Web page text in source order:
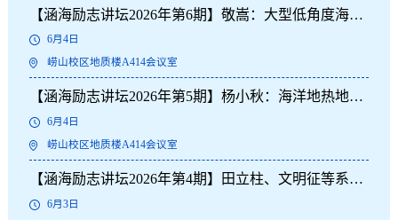
【涵海励志讲坛2026年第6期】敬嵩：大型低角度海底
滑坡的形成机理及主控因素
6月4日
崂山校区地质楼A414会议室
【涵海励志讲坛2026年第5期】杨小秋：海洋地热地质
学—以“海底油气探测与地震过程中的热力学机制”为例
6月4日
崂山校区地质楼A414会议室
【涵海励志讲坛2026年第4期】田立柱、文明征等系列
讲座6月3日